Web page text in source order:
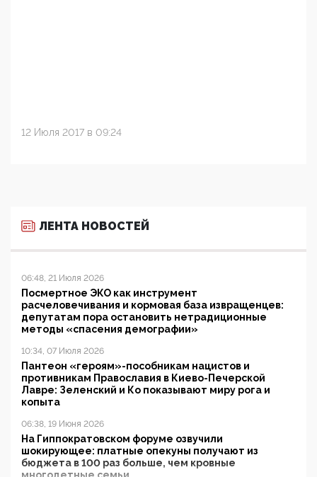
12 Июля 2017 в 09:24
ЛЕНТА НОВОСТЕЙ
06:48, 21 Июля 2026
Посмертное ЭКО как инструмент
расчеловечивания и кормовая база извращенцев:
депутатам пора остановить нетрадиционные
методы «спасения демографии»
10:34, 07 Июля 2026
Пантеон «героям»-пособникам нацистов и
противникам Православия в Киево-Печерской
Лавре: Зеленский и Ко показывают миру рога и
копыта
06:38, 19 Июня 2026
На Гиппократовском форуме озвучили
шокирующее: платные опекуны получают из
бюджета в 100 раз больше, чем кровные